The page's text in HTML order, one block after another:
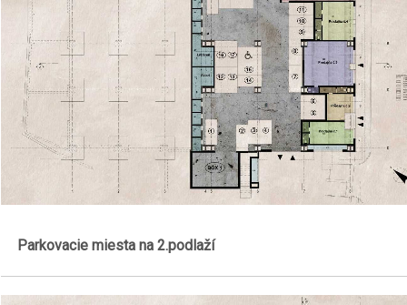
Parkovacie miesta na 2.podlaží